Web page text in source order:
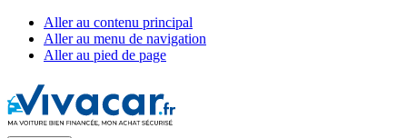
Aller au contenu principal
Aller au menu de navigation
Aller au pied de page